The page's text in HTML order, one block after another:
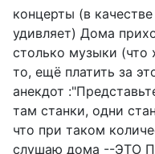
концерты (в
удивляет) Дома
столько музыки (что
то, ещё платить за
анекдот
там станки, одни
что при таком
слушаю дома --ЭТО